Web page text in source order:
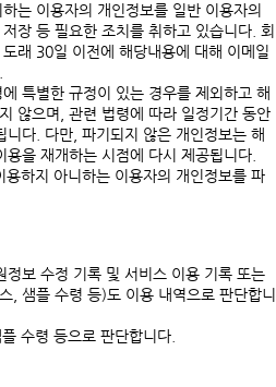
는 이용자의 개인정보를 일반 이용자의
장 등 필요한 조치를 취하고 있습니다. 회
래 30일 이전에 해당내용에 대해 이메일
특별한 규정이 있는 경우를 제외하고 해
않으며, 관련 법령에 따라 일정기간 동안
다. 다만, 파기되지 않은 개인정보는 해
을 재개하는 시점에 다시 제공됩니다.
하지 아니하는 이용자의 개인정보를 파
보 수정 기록 및 서비스 이용 기록 또는
, 샘플 수령 등)도 이용 내역으로 판단합니
수령 등으로 판단합니다.